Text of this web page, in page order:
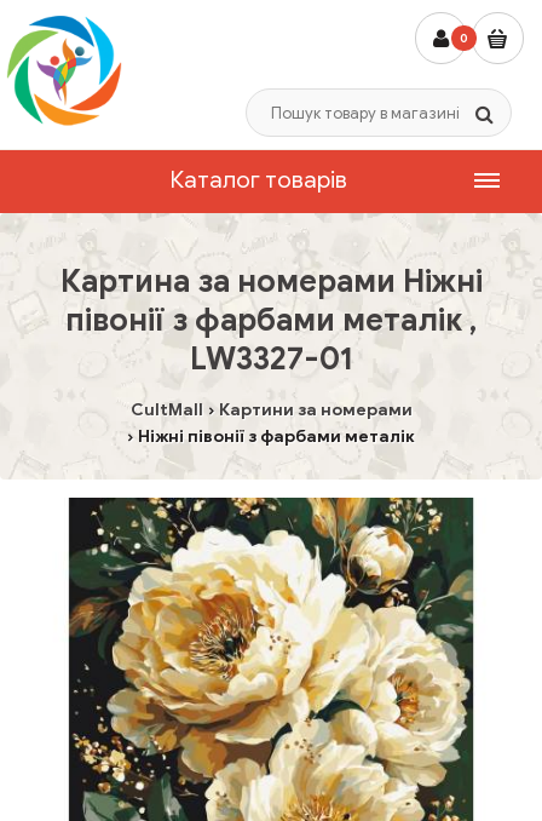
0
Каталог товарів
Картина за номерами Ніжні
півонії з фарбами металік ,
LW3327-01
CultMall
Картини за номерами
Ніжні півонії з фарбами металік